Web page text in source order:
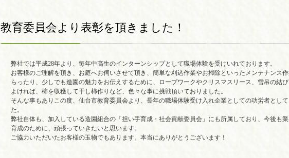
教育委員会より表彰を頂きました！
弊社では平成28年より、毎年中高生のインターンシップとして職場体験を受けいれております。
お客様のご理解を頂き、お庭へお伺いさせて頂き、簡単な刈込作業やお掃除といったメンテナンス
らったり、少しでも造園の魅力をお伝えするために、ロープワークやクリスマスリース、雪吊の結
よければ、柿を収穫して干し柿作りなど、色々な事に挑戦頂いておりました。
そんな事もありこの度、仙台市教育委員会より、長年の職場体験受け入れ企業としての功労者とし
た。
弊社自体も、加入している造園組合の「担い手育成・社会貢献委員会」にも所属しており、今後も
育成のために、頑張っていきたいと思います。
ご協力いただいたお客様の玉物でもあります。本当にありがとうございます！